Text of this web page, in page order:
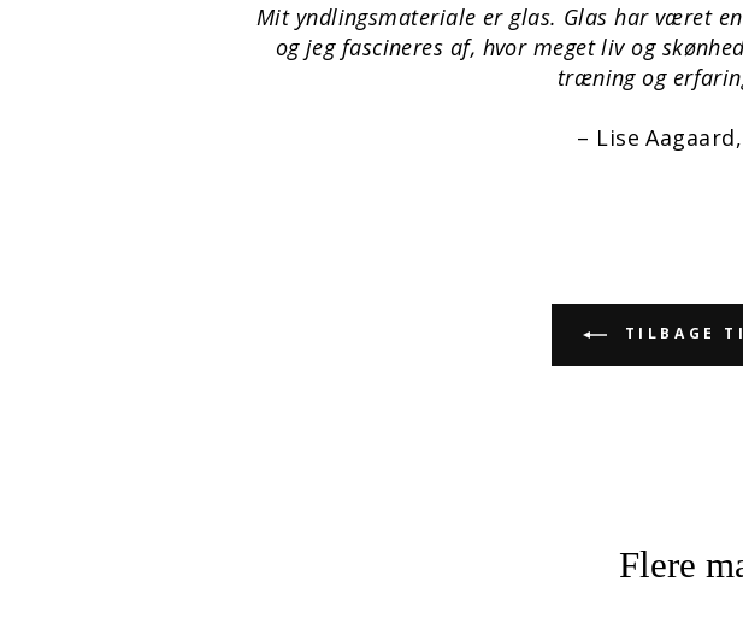
Mit yndlingsmateriale er glas. Glas har været
og jeg fascineres af, hvor meget liv og
træning og
– Lise
TILBAGE
Flere